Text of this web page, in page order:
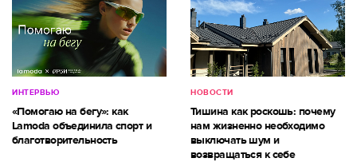
ИНТЕРВЬЮ
«Помогаю на бегу»: как
Lamoda объединила спорт и
благотворительность
НОВОСТИ
Тишина как роскошь: почему
нам жизненно необходимо
выключать шум и
возвращаться к себе